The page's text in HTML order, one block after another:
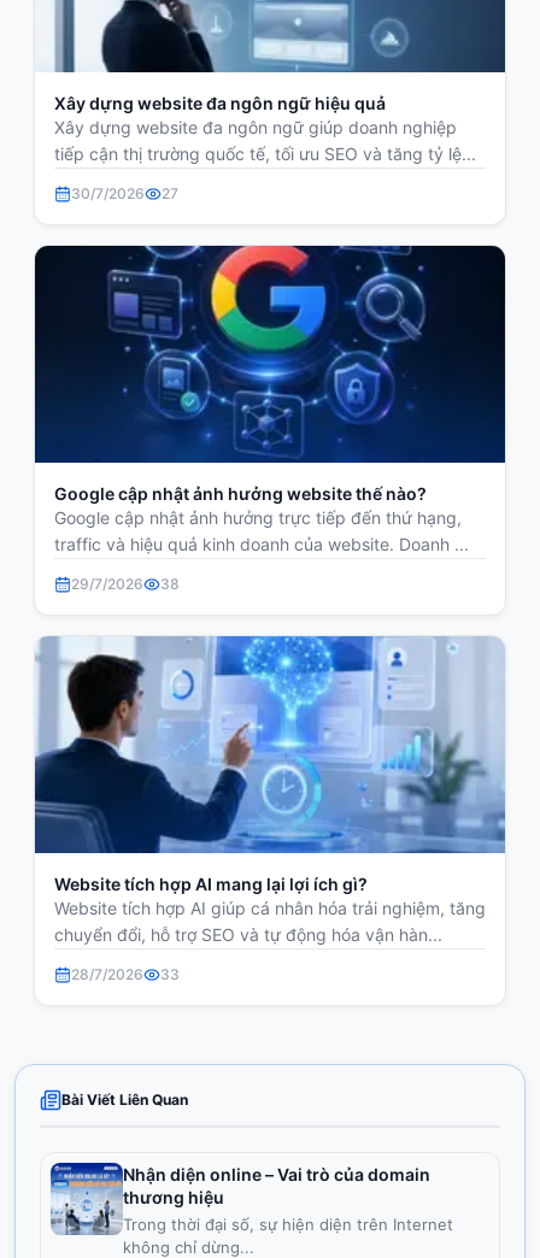
Bài Viết Liên Quan
Nhận diện online – Vai trò của domain
thương hiệu
Trong thời đại số, sự hiện diện trên Internet
không chỉ dừng...
Xây dựng website đa ngôn ngữ hiệu quả
Xây dựng website đa ngôn ngữ giúp doanh nghiệp
tiếp cận thị trường quốc tế, tối ưu SEO và tăng tỷ lệ...
30/7/2026 27
Google cập nhật ảnh hưởng website thế nào?
Google cập nhật ảnh hưởng trực tiếp đến thứ hạng,
traffic và hiệu quả kinh doanh của website. Doanh ...
29/7/2026 38
Website tích hợp AI mang lại lợi ích gì?
Website tích hợp AI giúp cá nhân hóa trải nghiệm, tăng
chuyển đổi, hỗ trợ SEO và tự động hóa vận hàn...
28/7/2026 33